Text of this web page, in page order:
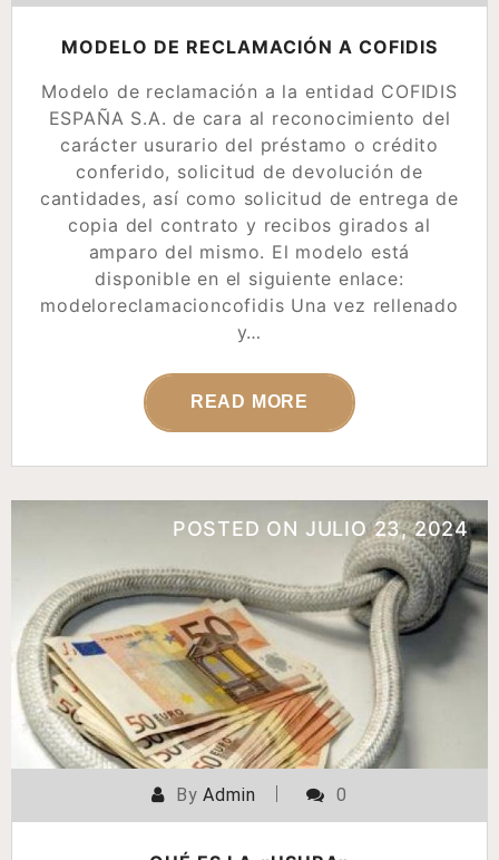
MODELO DE RECLAMACIÓN A COFIDIS
Modelo de reclamación a la entidad COFIDIS
ESPAÑA S.A. de cara al reconocimiento del
carácter usurario del préstamo o crédito
conferido, solicitud de devolución de
cantidades, así como solicitud de entrega de
copia del contrato y recibos girados al
amparo del mismo. El modelo está
disponible en el siguiente enlace:
modeloreclamacioncofidis Una vez rellenado
y…
READ MORE
POSTED ON JULIO 23, 2024
ByAdmin 0